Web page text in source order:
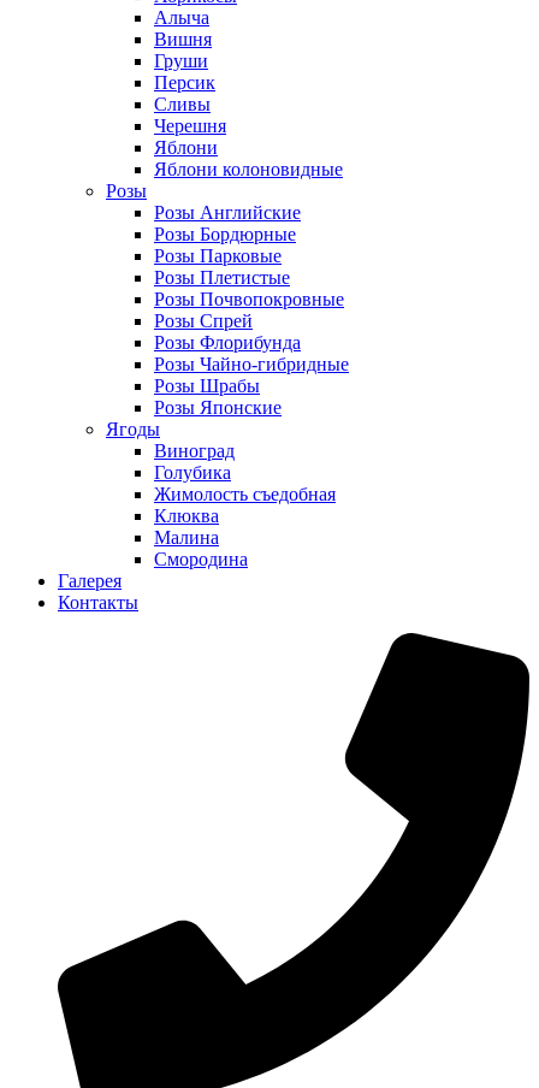
Алыча
Вишня
Груши
Персик
Сливы
Черешня
Яблони
Яблони колоновидные
Розы
Розы Английские
Розы Бордюрные
Розы Парковые
Розы Плетистые
Розы Почвопокровные
Розы Спрей
Розы Флорибунда
Розы Чайно-гибридные
Розы Шрабы
Розы Японские
Ягоды
Виноград
Голубика
Жимолость съедобная
Клюква
Малина
Смородина
Галерея
Контакты